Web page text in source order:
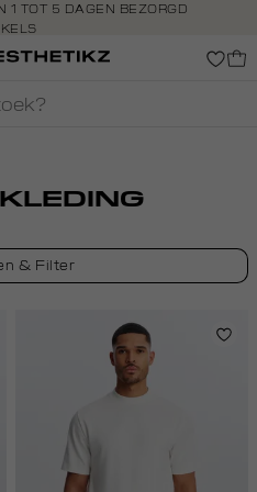
1 TOT 5 DAGEN BEZORGD
IN DE WINKEL
RIVERTY, APPLE PAY &
& Filter